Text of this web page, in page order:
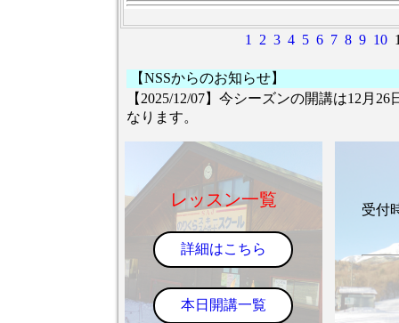
1 2 3 4 5 6 7 8 9 10
【NSSからのお知らせ】
【2025/12/07】今シーズンの開講は12月
なります。
レッスン一覧
詳細はこちら
本日開講一覧
受付